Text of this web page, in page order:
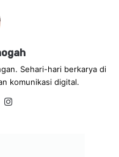
Sehari-hari berkarya di
komunikasi digital.
Yo